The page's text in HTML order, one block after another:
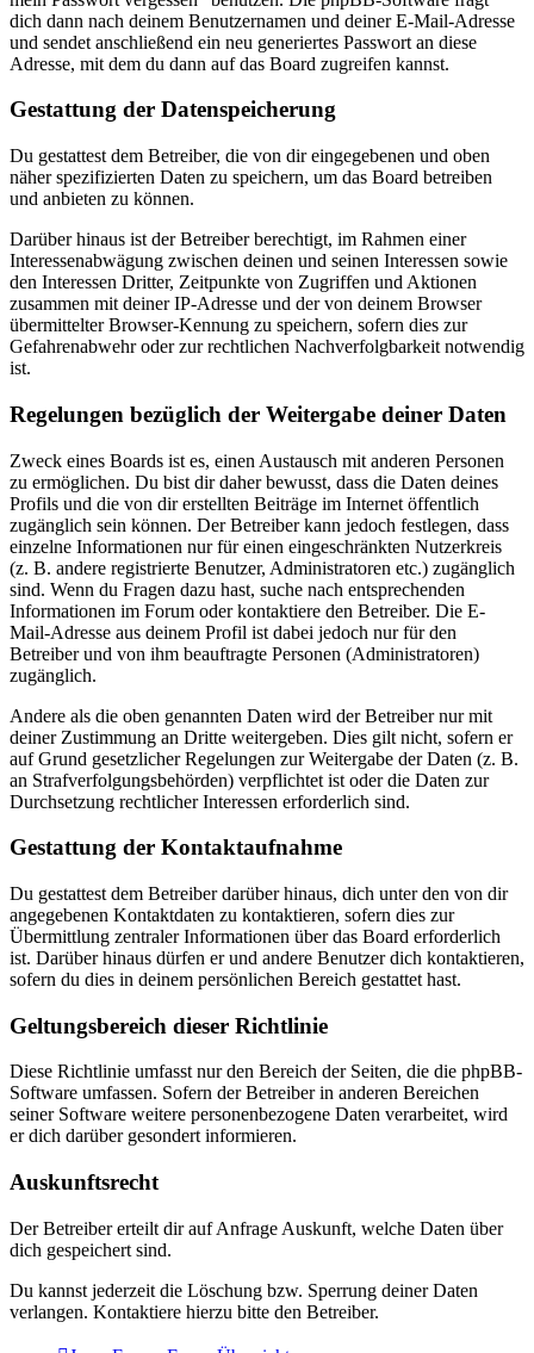
dich dann nach deinem Benutzernamen und deiner E-Mail-Adresse
und sendet anschließend ein neu generiertes Passwort an diese
Adresse, mit dem du dann auf das Board zugreifen kannst.
Gestattung der Datenspeicherung
Du gestattest dem Betreiber, die von dir eingegebenen und oben
näher spezifizierten Daten zu speichern, um das Board betreiben
und anbieten zu können.
Darüber hinaus ist der Betreiber berechtigt, im Rahmen einer
Interessenabwägung zwischen deinen und seinen Interessen sowie
den Interessen Dritter, Zeitpunkte von Zugriffen und Aktionen
zusammen mit deiner IP-Adresse und der von deinem Browser
übermittelter Browser-Kennung zu speichern, sofern dies zur
Gefahrenabwehr oder zur rechtlichen Nachverfolgbarkeit notwendig
ist.
Regelungen bezüglich der Weitergabe deiner Daten
Zweck eines Boards ist es, einen Austausch mit anderen Personen
zu ermöglichen. Du bist dir daher bewusst, dass die Daten deines
Profils und die von dir erstellten Beiträge im Internet öffentlich
zugänglich sein können. Der Betreiber kann jedoch festlegen, dass
einzelne Informationen nur für einen eingeschränkten Nutzerkreis
(z. B. andere registrierte Benutzer, Administratoren etc.) zugänglich
sind. Wenn du Fragen dazu hast, suche nach entsprechenden
Informationen im Forum oder kontaktiere den Betreiber. Die E-
Mail-Adresse aus deinem Profil ist dabei jedoch nur für den
Betreiber und von ihm beauftragte Personen (Administratoren)
zugänglich.
Andere als die oben genannten Daten wird der Betreiber nur mit
deiner Zustimmung an Dritte weitergeben. Dies gilt nicht, sofern er
auf Grund gesetzlicher Regelungen zur Weitergabe der Daten (z. B.
an Strafverfolgungsbehörden) verpflichtet ist oder die Daten zur
Durchsetzung rechtlicher Interessen erforderlich sind.
Gestattung der Kontaktaufnahme
Du gestattest dem Betreiber darüber hinaus, dich unter den von dir
angegebenen Kontaktdaten zu kontaktieren, sofern dies zur
Übermittlung zentraler Informationen über das Board erforderlich
ist. Darüber hinaus dürfen er und andere Benutzer dich kontaktieren,
sofern du dies in deinem persönlichen Bereich gestattet hast.
Geltungsbereich dieser Richtlinie
Diese Richtlinie umfasst nur den Bereich der Seiten, die die phpBB-
Software umfassen. Sofern der Betreiber in anderen Bereichen
seiner Software weitere personenbezogene Daten verarbeitet, wird
er dich darüber gesondert informieren.
Auskunftsrecht
Der Betreiber erteilt dir auf Anfrage Auskunft, welche Daten über
dich gespeichert sind.
Du kannst jederzeit die Löschung bzw. Sperrung deiner Daten
verlangen. Kontaktiere hierzu bitte den Betreiber.